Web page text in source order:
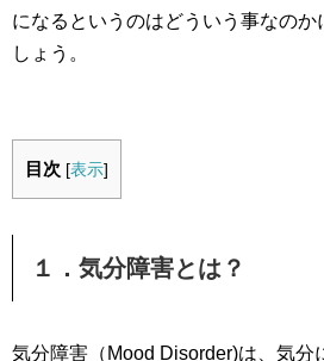
になるというのはどういう事なのか
しょう。
目次 [表示]
１．気分障害とは？
気分障害（Mood Disorder)は、気分